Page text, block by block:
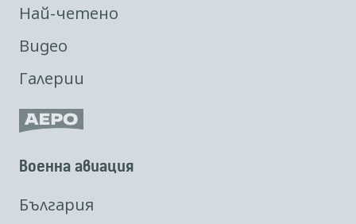
Най-четено
Видео
Галерии
Военна авиация
България